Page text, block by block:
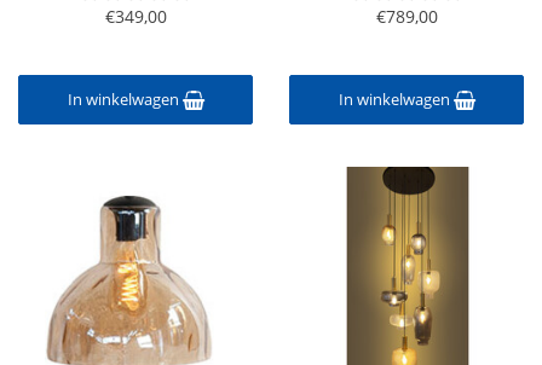
€349,00
In winkelwagen
€789,00
In winkelwagen